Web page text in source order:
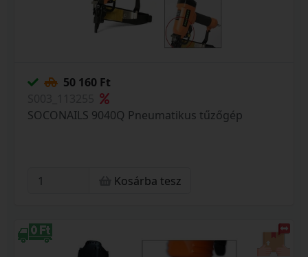
50 160 Ft
SOCONAILS 9040Q Pneumatikus tűzőgép
Kosárba tesz